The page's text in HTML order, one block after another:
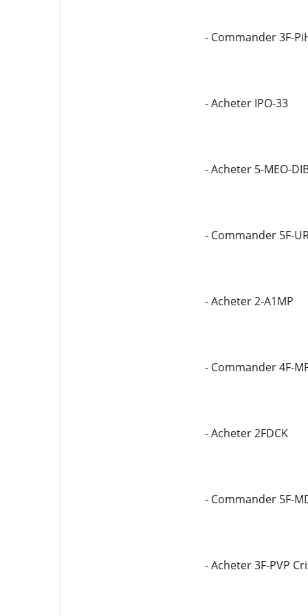
- Commander 3F-
- Acheter IPO-33
- Acheter 5-MEO-
- Commander 5F-
- Acheter 2-A1MP
- Commander 4F-
- Acheter 2FDCK
- Commander 5F-
- Acheter 3F-PVP